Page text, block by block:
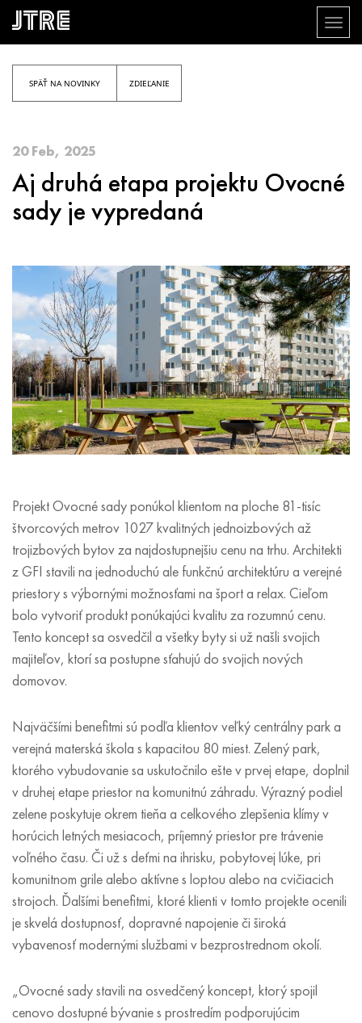
Skočiť
na
hlavnýSPÄŤ NA NOVINKY ZDIEĽANIE
20 Feb, 2025
Aj druhá etapa projektu Ovocné
sady je vypredaná
Projekt Ovocné sady ponúkol klientom na ploche 81-tisíc
štvorcových metrov 1027 kvalitných jednoizbových až
trojizbových bytov za najdostupnejšiu cenu na trhu. Architekti
z GFI stavili na jednoduchú ale funkčnú architektúru a verejné
priestory s výbornými možnosťami na šport a relax. Cieľom
bolo vytvoriť produkt ponúkajúci kvalitu za rozumnú cenu.
Tento koncept sa osvedčil a všetky byty si už našli svojich
majiteľov, ktorí sa postupne sťahujú do svojich nových
domovov.
Najväčšími benefitmi sú podľa klientov veľký centrálny park a
verejná materská škola s kapacitou 80 miest. Zelený park,
ktorého vybudovanie sa uskutočnilo ešte v prvej etape, doplnil
v druhej etape priestor na komunitnú záhradu. Výrazný podiel
zelene poskytuje okrem tieňa a celkového zlepšenia klímy v
horúcich letných mesiacoch, príjemný priestor pre trávenie
voľného času. Či už s deťmi na ihrisku, pobytovej lúke, pri
komunitnom grile alebo aktívne s loptou alebo na cvičiacich
strojoch. Ďalšími benefitmi, ktoré klienti v tomto projekte ocenili
je skvelá dostupnosť, dopravné napojenie či široká
vybavenosť modernými službami v bezprostrednom okolí.
„Ovocné sady stavili na osvedčený koncept, ktorý spojil
cenovo dostupné bývanie s prostredím podporujúcim